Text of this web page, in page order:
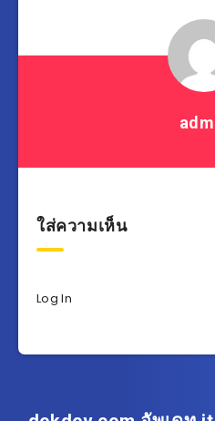
ใส่ความเห็น
Log In